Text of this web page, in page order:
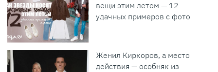
вещи этим летом — 12
удачных примеров с фото
Женил Киркоров, а место
действия — особняк из